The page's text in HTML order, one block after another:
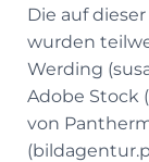
Die auf
wurden
Werding
Adobe Stock
von